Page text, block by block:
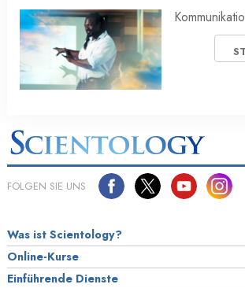
FOLGEN SIE UNS
Was ist Scientology?
Online-Kurse
Einführende Dienste